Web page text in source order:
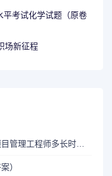
平考试化学试题（原卷
场新征程
2023下半年软考中级系统集成项目管理工程师多长时间出成绩
）